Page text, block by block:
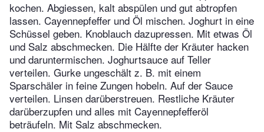
kochen. Abgiessen, kalt abspülen und gut abtropfen
lassen. Cayennepfeffer und Öl mischen. Joghurt in eine
Schüssel geben. Knoblauch dazupressen. Mit etwas Öl
und Salz abschmecken. Die Hälfte der Kräuter hacken
und daruntermischen. Joghurtsauce auf Teller
verteilen. Gurke ungeschält z. B. mit einem
Sparschäler in feine Zungen hobeln. Auf der Sauce
verteilen. Linsen darüberstreuen. Restliche Kräuter
darüberzupfen und alles mit Cayennepfefferöl
beträufeln. Mit Salz abschmecken.